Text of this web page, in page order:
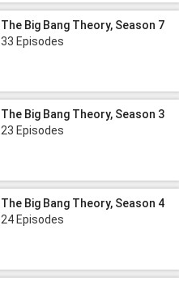
The Big Bang Theory, Season 7
33 Episodes
The Big Bang Theory, Season 3
23 Episodes
The Big Bang Theory, Season 4
24 Episodes